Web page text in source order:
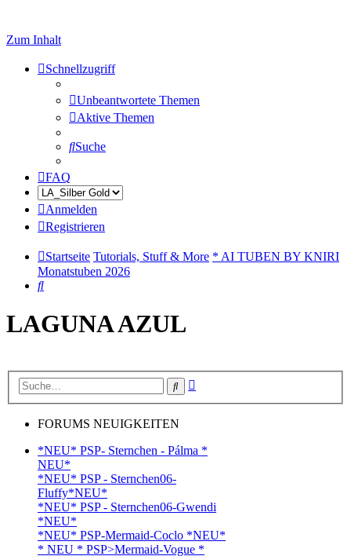
Zum Inhalt
Schnellzugriff
Unbeantwortete Themen
Aktive Themen
Suche
FAQ
Anmelden
Registrieren
Startseite Tutorials, Stuff & More * AI TUBEN BY KNIRI
Monatstuben 2026
Suche
LAGUNA AZUL
Suche
FORUMS NEUIGKEITEN
*NEU* PSP- Sternchen - Pálma *
NEU*
*NEU* PSP - Sternchen06-
Fluffy*NEU*
*NEU* PSP - Sternchen06-Gwendi
*NEU*
*NEU* PSP-Mermaid-Coclo *NEU*
* NEU * PSP>Mermaid-Vogue *